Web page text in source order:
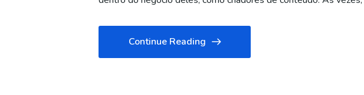
Continue Reading